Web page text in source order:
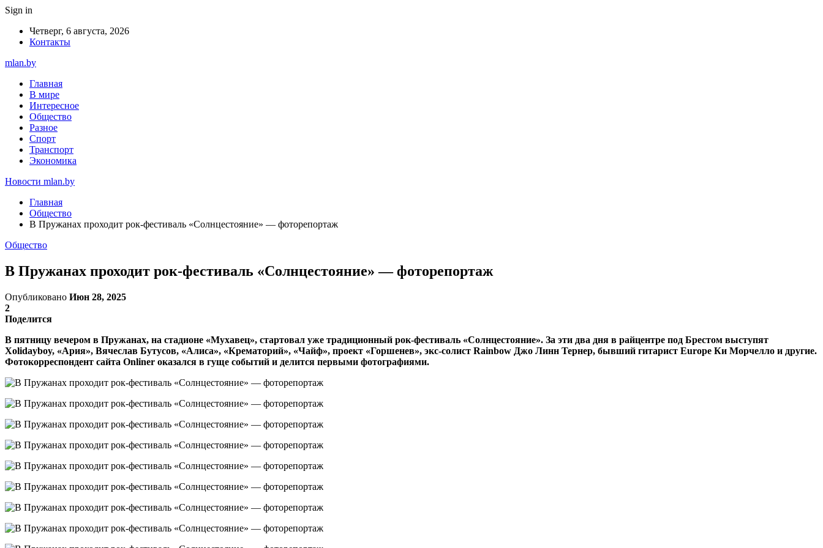
Sign in
Четверг, 6 августа, 2026
Контакты
mlan.by
Главная
В мире
Интересное
Общество
Разное
Спорт
Транспорт
Экономика
Новости mlan.by
Главная
Общество
В Пружанах проходит рок-фестиваль «Солнцестояние» — фоторепортаж
Общество
В Пружанах проходит рок-фестиваль «Солнцестояние» — фоторепортаж
Опубликовано Июн 28, 2025
2
Поделится
В пятницу вечером в Пружанах, на стадионе «Мухавец», стартовал уже традиционный рок-фестиваль «Солнцестояние». За эти два дня в райцентре под Брестом выступят
Xolidayboy, «Ария», Вячеслав Бутусов, «Алиса», «Крематорий», «Чайф», проект «Горшенев», экс-солист Rainbow Джо Линн Тернер, бывший гитарист Europe Ки Морчелло и другие.
Фотокорреспондент сайта Onliner оказался в гуще событий и делится первыми фотографиями.